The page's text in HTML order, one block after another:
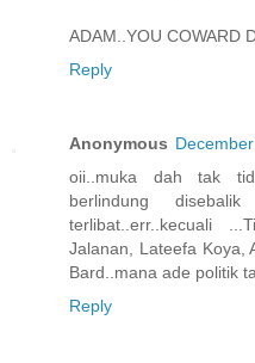
ADAM..YOU COWARD
Reply
Anonymous
oii..muka dah tak
berlindung
terlibat..err..kecuali
Jalanan, Lateefa Koya,
Bard..mana ade politik
Reply